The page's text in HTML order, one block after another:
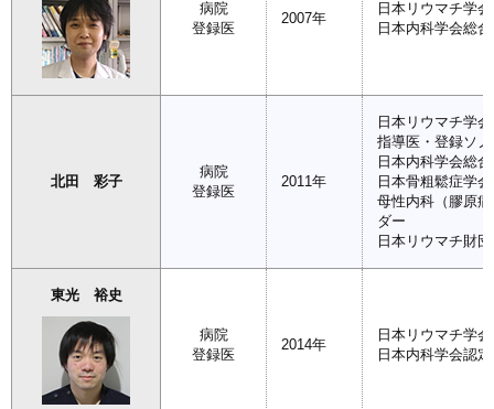
病院
登録医
2007年
日本リウマチ学
日本内科学会総
北田 彩子
病院
登録医
2011年
日本リウマチ学
指導医・登録ソ
日本内科学会総
日本骨粗鬆症学
母性内科（膠原
ダー
日本リウマチ財
東光 裕史
病院
登録医
2014年
日本リウマチ学
日本内科学会認